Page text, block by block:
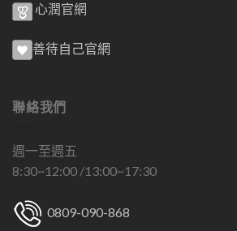
心潤官網
善待自己官網
聯絡我們
週一至週五
8:30~12:00 /13:00~17:30
0809-090-868